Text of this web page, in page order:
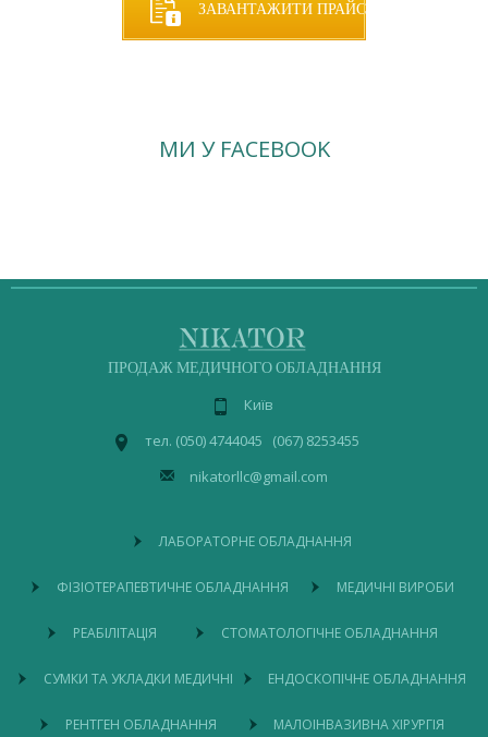
ЗАВАНТАЖИТИ ПРАЙС
МИ У FACEBOOK
ПРОДАЖ МЕДИЧНОГО ОБЛАДНАННЯ
Київ
тел. (050) 4744045 (067) 8253455
nikatorllc@gmail.com
ЛАБОРАТОРНЕ ОБЛАДНАННЯ
ФІЗІОТЕРАПЕВТИЧНЕ ОБЛАДНАННЯ МЕДИЧНІ ВИРОБИ
РЕАБІЛІТАЦІЯ СТОМАТОЛОГІЧНЕ ОБЛАДНАННЯ
СУМКИ ТА УКЛАДКИ МЕДИЧНІ ЕНДОСКОПІЧНЕ ОБЛАДНАННЯ
РЕНТГЕН ОБЛАДНАННЯ МАЛОІНВАЗИВНА ХІРУРГІЯ